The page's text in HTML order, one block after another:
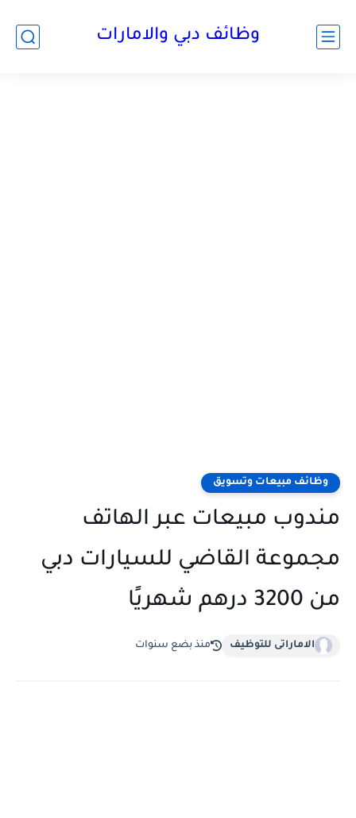
وظائف دبي والامارات
وظائف مبيعات وتسويق
مندوب مبيعات عبر الهاتف
مجموعة القاضي للسيارات دبي
من 3200 درهم شهريًا
الاماراتى للتوظيف منذ بضع سنوات